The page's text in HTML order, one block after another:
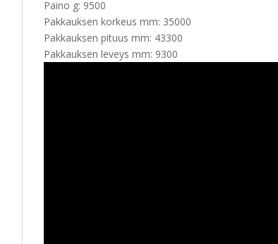
Paino g: 9500
Pakkauksen korkeus mm: 35000
Pakkauksen pituus mm: 43300
Pakkauksen leveys mm: 9300